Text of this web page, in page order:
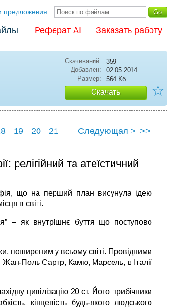
предложения
Реферат AI Заказать работу
Скачиваний:
359
Добавлен:
02.05.2014
Размер:
564 Кб
Скачать ☆
19 20
21
Следующая > >>
релігійний та атеїстичний
що на перший план висунула ідею
в світі.
– як внутрішнє буття що поступово
поширеним у всьому світі. Провідними
Жан-Поль Сартр, Камю, Марсель, в Італії
цивілізацію 20 ст. Його прибічники
кінцевість будь-якого людського